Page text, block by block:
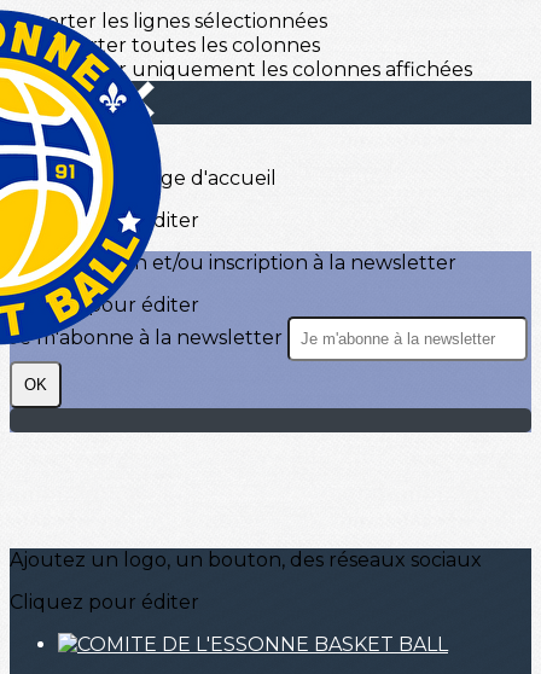
Exporter les lignes sélectionnées
Exporter toutes les colonnes
Exporter uniquement les colonnes affichées
Menu
Images de la page d'accueil
Cliquez pour éditer
Texte, bouton et/ou inscription à la newsletter
Cliquez pour éditer
Je m'abonne à la newsletter
OK
Ajoutez un logo, un bouton, des réseaux sociaux
Cliquez pour éditer